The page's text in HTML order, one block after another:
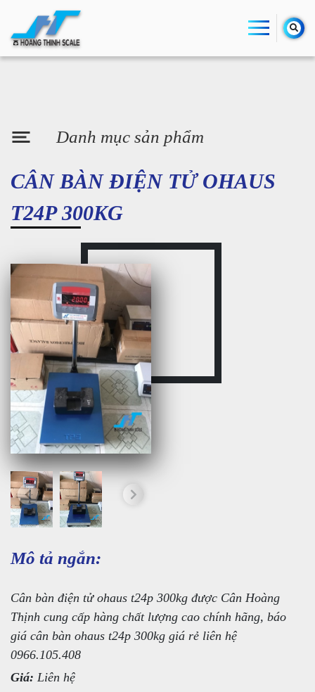
Danh mục sản phẩm
CÂN BÀN ĐIỆN TỬ OHAUS
T24P 300KG
Mô tả ngắn:
Cân bàn điện tử ohaus t24p 300kg được Cân Hoàng
Thịnh cung cấp hàng chất lượng cao chính hãng, báo
giá cân bàn ohaus t24p 300kg giá rẻ liên hệ
0966.105.408
Giá: Liên hệ